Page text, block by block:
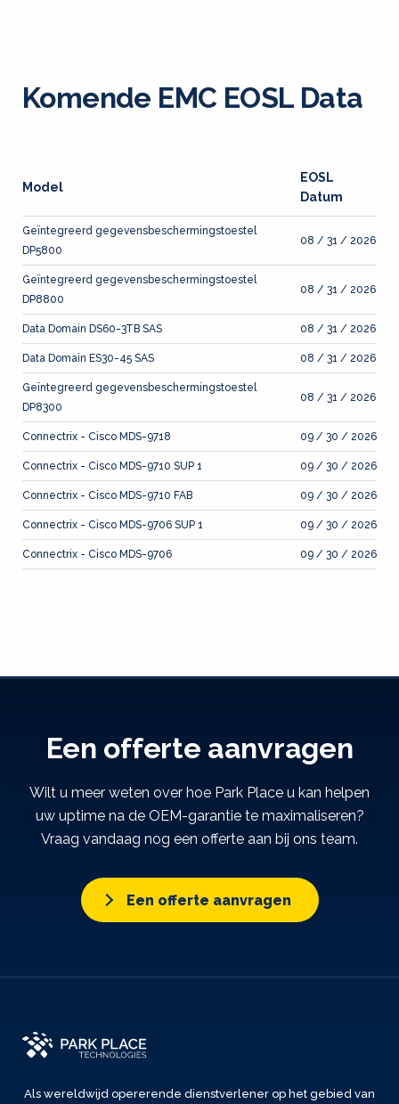
Komende EMC EOSL Data
Model
EOSL
Datum
Geïntegreerd gegevensbeschermingstoestel
DP5800
08 / 31 / 2026
Geïntegreerd gegevensbeschermingstoestel
DP8800
08 / 31 / 2026
Data Domain DS60-3TB SAS 08 / 31 / 2026
Data Domain ES30-45 SAS 08 / 31 / 2026
Geïntegreerd gegevensbeschermingstoestel
DP8300
08 / 31 / 2026
Connectrix - Cisco MDS-9718 09 / 30 / 2026
Connectrix - Cisco MDS-9710 SUP 1 09 / 30 / 2026
Connectrix - Cisco MDS-9710 FAB 09 / 30 / 2026
Connectrix - Cisco MDS-9706 SUP 1 09 / 30 / 2026
Connectrix - Cisco MDS-9706 09 / 30 / 2026
Een offerte aanvragen
Wilt u meer weten over hoe Park Place u kan helpen
uw uptime na de OEM-garantie te maximaliseren?
Vraag vandaag nog een offerte aan bij ons team.
Een offerte aanvragen
Als wereldwijd opererende dienstverlener op het gebied van